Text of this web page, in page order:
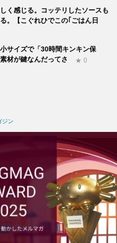
く感じる。コッテリしたソースも
。【こぐれひでこの｢ごはん日
サイズで「30時間キンキン保
材が鍵なんだってさ
★ 0
ジン